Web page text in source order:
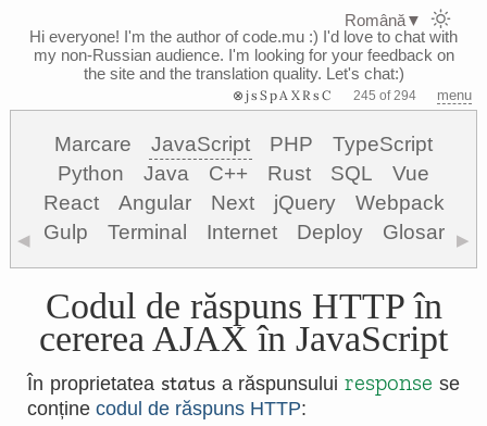
Hi everyone! I'm the author of code.mu :) I'd love to chat with
my non-Russian audience. I'm looking for your feedback on
the site and the translation quality. Let's chat:)
⊗jsSpAXRsC 245 of 294 menu
Marcare JavaScript PHP
TypeScript
Python
Java C++ Rust SQL
Vue
React
Angular Next jQuery
Webpack
Gulp
Terminal Internet Deploy Glosar
◀ ▶
Codul de răspuns HTTP în
cererea AJAX în JavaScript
În proprietatea statusa răspunsuluiresponse se
conține codul de răspuns HTTP:
Română▼